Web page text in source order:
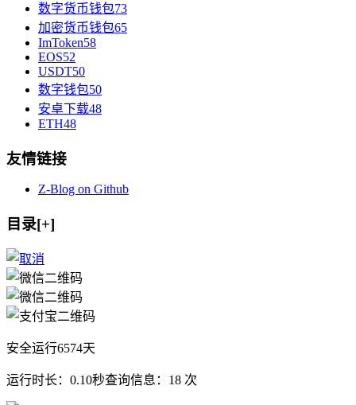
数字货币钱包73
加密货币钱包65
ImToken58
EOS52
USDT50
数字钱包50
安卓下载48
ETH48
友情链接
Z-Blog on Github
目录[+]
安全运行6574天
运行时长：0.10秒查询信息：18 次